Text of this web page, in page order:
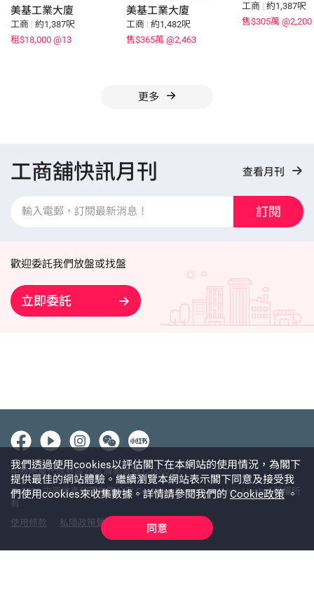
美基工業大廈
工商 | 約1,387呎
租$18,000 @13
美基工業大廈
工商 | 約1,482呎
售$365萬 @2,463
工商 | 約1,387呎
售$305萬 @2,200
更多
工商舖快訊月刊 查看月刊
訂閱
歡迎委託我們放盤或找盤
立即委託
中原地產代理有限公司 牌照號碼 C-000227
@ 2026 中原地產代理有限公司 Centaline Property Agency Limited 版權所
有
使用條款
私隱政策聲明 免責聲明
我們透過使用cookies以評估閣下在本網站的使用情況，為閣下
提供最佳的網站體驗。繼續瀏覽本網站表示閣下同意及接受我
們使用cookies來收集數據。詳情請參閱我們的Cookie政策。
同意